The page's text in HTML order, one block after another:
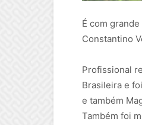
É com
Constantino
Profissional
Brasileira e
e também
Também foi